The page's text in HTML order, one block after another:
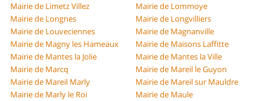
Mairie de Limetz Villez
Mairie de Lommoye
Mairie de Longnes
Mairie de Longvilliers
Mairie de Louveciennes
Mairie de Magnanville
Mairie de Magny les Hameaux
Mairie de Maisons Laffitte
Mairie de Mantes la Jolie
Mairie de Mantes la Ville
Mairie de Marcq
Mairie de Mareil le Guyon
Mairie de Mareil Marly
Mairie de Mareil sur Mauldre
Mairie de Marly le Roi
Mairie de Maule